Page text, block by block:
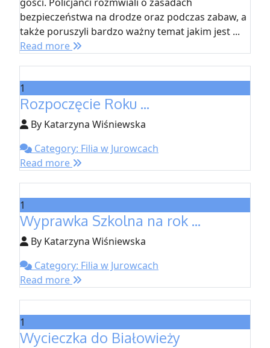
bezpieczeństwa na drodze oraz podczas zabaw, a
także poruszyli bardzo ważny temat jakim jest ...
Read more
1
Rozpoczęcie Roku ...
By Katarzyna Wiśniewska
Category: Filia w Jurowcach
Read more
1
Wyprawka Szkolna na rok ...
By Katarzyna Wiśniewska
Category: Filia w Jurowcach
Read more
1
Wycieczka do Białowieży